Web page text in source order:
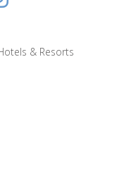
& Resorts